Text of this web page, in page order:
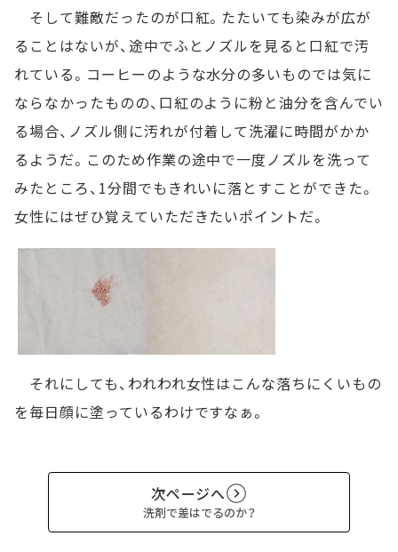
そして難敵だったのが口紅。たたいても染みが広が
ることはないが、途中でふとノズルを見ると口紅で汚
れている。コーヒーのような水分の多いものでは気に
ならなかったものの、口紅のように粉と油分を含んでい
る場合、ノズル側に汚れが付着して洗濯に時間がかか
るようだ。このため作業の途中で一度ノズルを洗って
みたところ、1分間でもきれいに落とすことができた。
女性にはぜひ覚えていただきたいポイントだ。
それにしても、われわれ女性はこんな落ちにくいもの
を毎日顔に塗っているわけですなぁ。
次ページへ
洗剤で差はでるのか？